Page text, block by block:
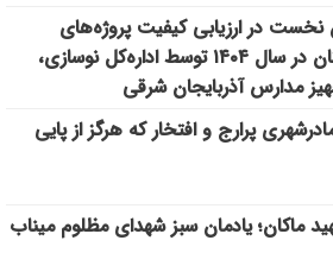
در ارزیابی کیفیت پروژه‌های
آموزشی استان در سال ۱۴۰۴ توسط اداره‌کل نوسازی،
مدارس آذربایجان شرقی
پرارج و افتخار که هرگز از پایی
ماکان؛ یادمان سبز شهدای مظلوم میناب